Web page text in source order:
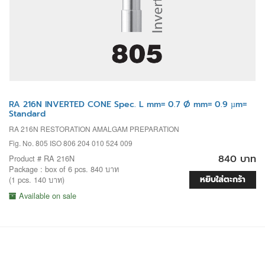
RA 216N INVERTED CONE Spec. L mm= 0.7 Ø mm= 0.9 µm=
Standard
RA 216N RESTORATION AMALGAM PREPARATION
Fig. No. 805 ISO 806 204 010 524 009
Product # RA 216N
Package : box of 6 pcs. 840 บาท
(1 pcs. 140 บาท)
Available on sale
840 บาท
หยิบใส่ตะกร้า